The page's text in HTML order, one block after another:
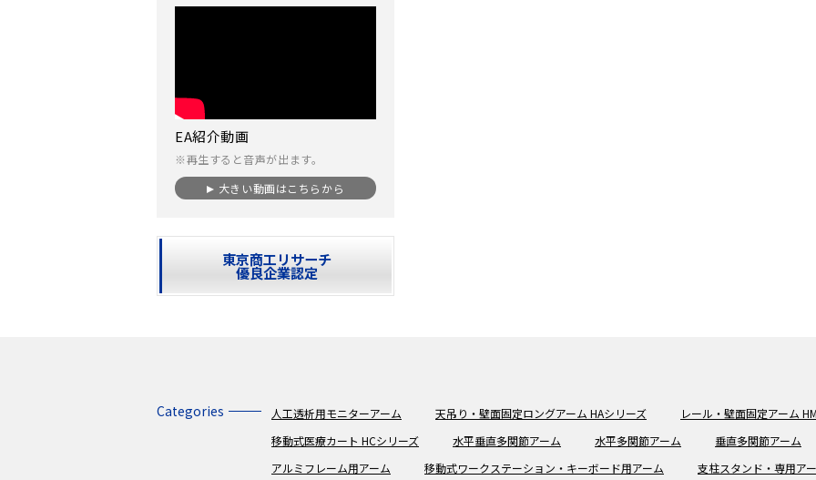
EA紹介動画
※再生すると音声が出ます。
大きい動画はこちらから
東京商工リサーチ
優良企業認定
Categories 人工透析用モニターアーム 天吊り・壁面固定ロングアーム HAシリーズ
レール・壁面固定アーム
移動式医療カート HCシリーズ
水平垂直多関節アーム 水平多関節アーム 垂直多関節アーム
アルミフレーム用アーム
移動式ワークステーション・キーボード用アーム 支柱スタンド・専用ア